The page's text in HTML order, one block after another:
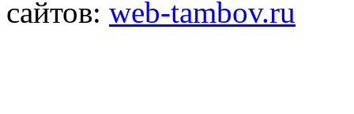
сайтов: web-tambov.ru